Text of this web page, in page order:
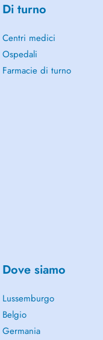
Di turno
Centri medici
Ospedali
Farmacie di turno
Dove siamo
Lussemburgo
Belgio
Germania